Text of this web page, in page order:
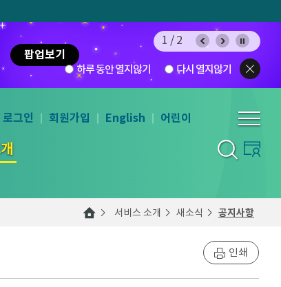
팝업보기
1/2
하루 동안 열지않기 다시 열지않기
로그인 회원가입 English 어린이
서비스 소개 새소식 공지사항
인쇄